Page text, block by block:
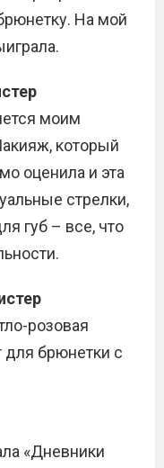
На мой
моим
который
оценила и эта
стрелки,
губ – все, что
розовая
брюнетки с
«Дневники